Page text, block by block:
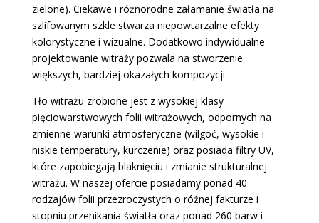
zielone). Ciekawe i różnorodne załamanie światła na
szlifowanym szkle stwarza niepowtarzalne efekty
kolorystyczne i wizualne. Dodatkowo indywidualne
projektowanie witraży pozwala na stworzenie
większych, bardziej okazałych kompozycji.
Tło witrażu zrobione jest z wysokiej klasy
pięciowarstwowych folii witrażowych, odpornych na
zmienne warunki atmosferyczne (wilgoć, wysokie i
niskie temperatury, kurczenie) oraz posiada filtry UV,
które zapobiegają blaknięciu i zmianie strukturalnej
witrażu. W naszej ofercie posiadamy ponad 40
rodzajów folii przezroczystych o różnej fakturze i
stopniu przenikania światła oraz ponad 260 barw i